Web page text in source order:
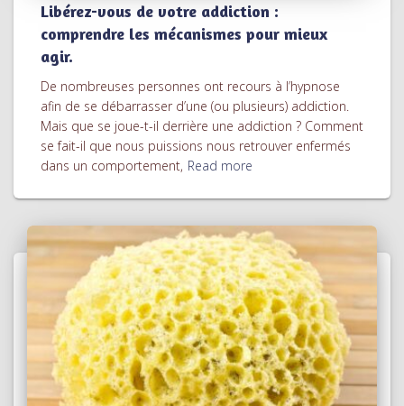
Libérez-vous de votre addiction :
comprendre les mécanismes pour mieux
agir.
De nombreuses personnes ont recours à l’hypnose
afin de se débarrasser d’une (ou plusieurs) addiction.
Mais que se joue-t-il derrière une addiction ? Comment
se fait-il que nous puissions nous retrouver enfermés
dans un comportement, Read more